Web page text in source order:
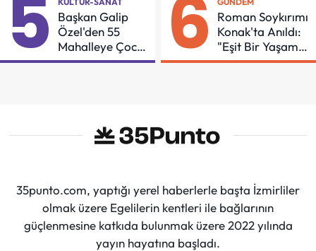
5
Başkan Galip
Özel'den 55
Mahalleye Çocuk
Şenliği
6
Roman Soykırımı
Konak'ta Anıldı:
"Eşit Bir Yaşam
İçin Mücadeleyi
35punto.com, yaptığı yerel haberlerle başta İzmirliler
olmak üzere Egelilerin kentleri ile bağlarının
güçlenmesine katkıda bulunmak üzere 2022 yılında
yayın hayatına başladı.